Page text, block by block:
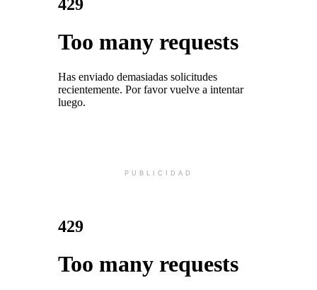
PUBLICIDAD